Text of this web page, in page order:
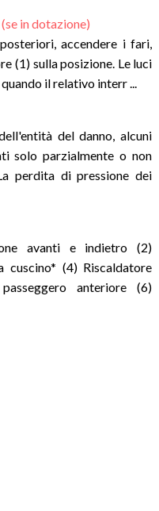
in dotazione)
accendere i fari,
(1) sulla posizione. Le luci
il relativo interr ...
del danno, alcuni
solo parzialmente o non
perdita di pressione dei
avanti e indietro (2)
cuscino* (4) Riscaldatore
anteriore (6)